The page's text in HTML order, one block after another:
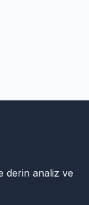
derin analiz ve